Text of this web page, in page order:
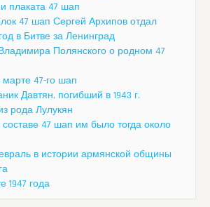
плаката 47 шап
47 шап Сергей Архипов отдал
в Битве за Ленинград
Полянского о родном 47
47-го шап
Давтян, погибший в 1943 г.
рода Лулукян
47 шап им было тогда около
в истории армянской общины
1947 года